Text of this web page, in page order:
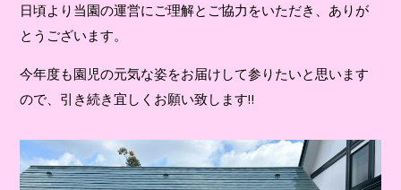
日頃より当園の運営にご理解とご協力をいただき、ありが
とうございます。
今年度も園児の元気な姿をお届けして参りたいと思います
ので、引き続き宜しくお願い致します‼